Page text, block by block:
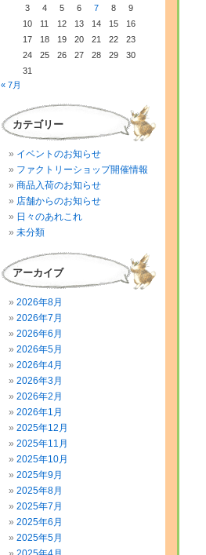
3
4 5 6 7 8
9
10
11 12 13 14 15
16
17
18 19 20 21 22
23
24
25 26 27 28 29
30
31
« 7月
カテゴリー
イベントのお知らせ
ファクトリーショップ開催情報
商品入荷のお知らせ
店舗からのお知らせ
日々のあれこれ
未分類
アーカイブ
2026年8月
2026年7月
2026年6月
2026年5月
2026年4月
2026年3月
2026年2月
2026年1月
2025年12月
2025年11月
2025年10月
2025年9月
2025年8月
2025年7月
2025年6月
2025年5月